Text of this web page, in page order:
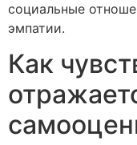
социальные
эмпатии.
Как